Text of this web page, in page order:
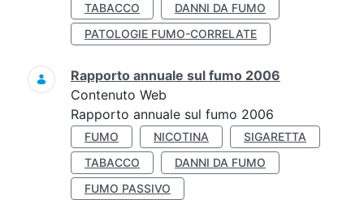
TABACCO
DANNI DA FUMO
PATOLOGIE FUMO-CORRELATE
Rapporto annuale sul fumo 2006
Contenuto Web
Rapporto annuale sul fumo 2006
FUMO NICOTINA
SIGARETTA
TABACCO
DANNI DA FUMO
FUMO PASSIVO